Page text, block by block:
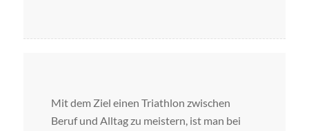
Mit dem Ziel einen Triathlon zwischen
Beruf und Alltag zu meistern, ist man bei